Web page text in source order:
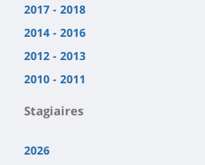
2017 - 2018
2014 - 2016
2012 - 2013
2010 - 2011
Stagiaires
2026